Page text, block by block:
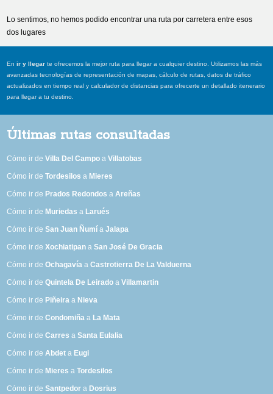
Lo sentimos, no hemos podido encontrar una ruta por carretera entre esos
dos lugares
Enir y llegar te ofrecemos la mejor ruta para llegar a cualquier destino. Utilizamos las más
avanzadas tecnologías de representación de mapas, cálculo de rutas, datos de tráfico
actualizados en tiempo real y calculador de distancias para ofrecerte un detallado itenerario
para llegar a tu destino.
Últimas rutas consultadas
Cómo ir deVilla Del Campo aVillatobas
Cómo ir deTordesilos a Mieres
Cómo ir de Prados Redondos aAreñas
Cómo ir de Muriedas a Larués
Cómo ir deSan Juan Ñumí aJalapa
Cómo ir deXochiatipan aSan José De Gracia
Cómo ir deOchagavía aCastrotierra De La Valduerna
Cómo ir deQuintela De Leirado aVillamartin
Cómo ir de Piñeira a Nieva
Cómo ir deCondomiña a La Mata
Cómo ir deCarres aSanta Eulalia
Cómo ir deAbdet a Eugi
Cómo ir de Mieres aTordesilos
Cómo ir deSantpedor a Dosrius